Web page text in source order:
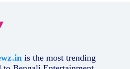
is the most trending